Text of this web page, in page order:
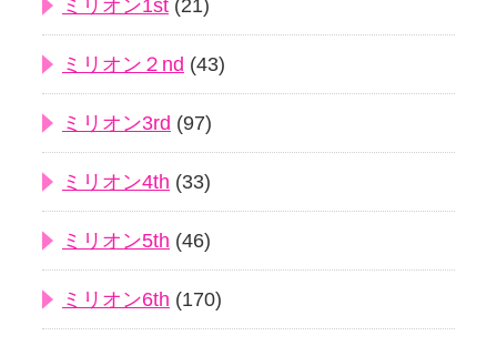
ミリオン1st (21)
ミリオン２nd (43)
ミリオン3rd (97)
ミリオン4th (33)
ミリオン5th (46)
ミリオン6th (170)